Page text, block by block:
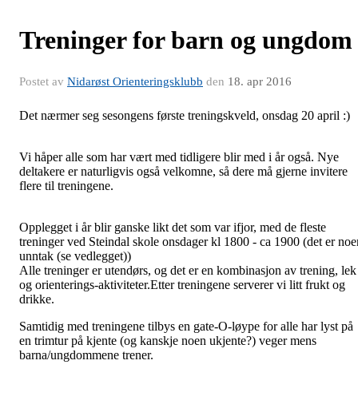
Treninger for barn og ungdom
Postet av Nidarøst Orienteringsklubb den 18. apr 2016
Det nærmer seg sesongens første treningskveld, onsdag 20 april :)
Vi håper alle som har vært med tidligere blir med i år også. Nye
deltakere er naturligvis også velkomne, så dere må gjerne invitere
flere til treningene.
Opplegget i år blir ganske likt det som var ifjor, med de fleste
treninger ved Steindal skole onsdager kl 1800 - ca 1900 (det er
unntak (se vedlegget))
Alle treninger er utendørs, og det er en kombinasjon av trening, lek
og orienterings-aktiviteter.Etter treningene serverer vi litt frukt og
drikke.
Samtidig med treningene tilbys en gate-O-løype for alle har lyst på
en trimtur på kjente (og kanskje noen ukjente?) veger mens
barna/ungdommene trener.